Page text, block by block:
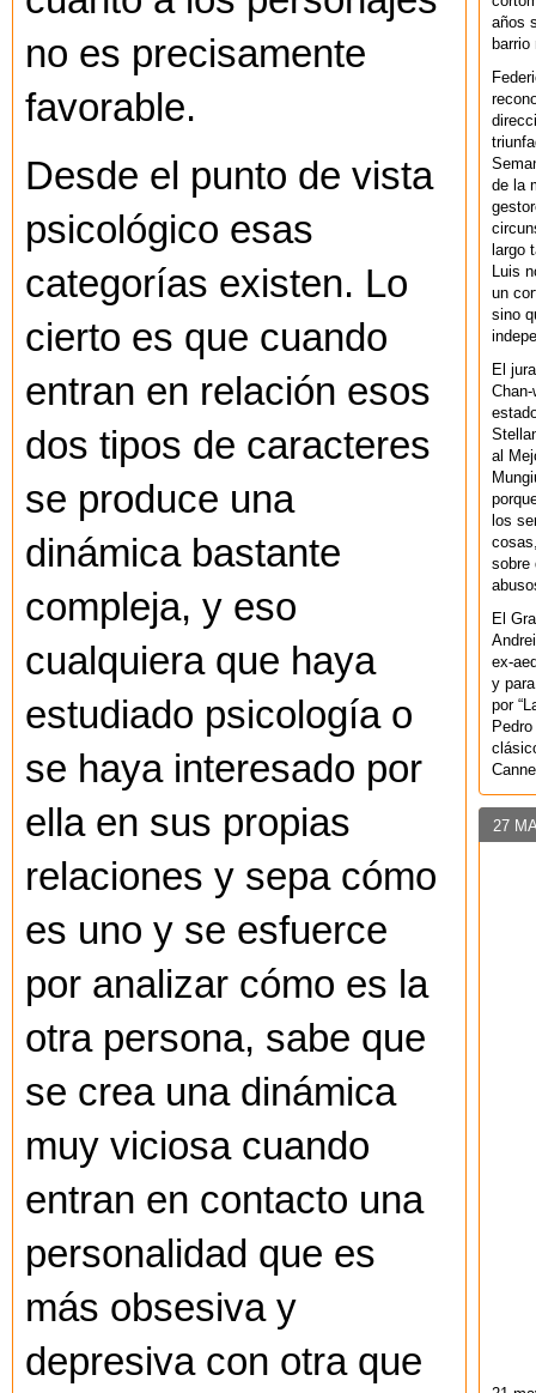
no es precisamente
favorable.
Desde el punto de vista
psicológico esas
categorías existen. Lo
cierto es que cuando
entran en relación esos
dos tipos de caracteres
se produce una
dinámica bastante
compleja, y eso
cualquiera que haya
estudiado psicología o
se haya interesado por
ella en sus propias
relaciones y sepa cómo
es uno y se esfuerce
por analizar cómo es la
otra persona, sabe que
se crea una dinámica
muy viciosa cuando
entran en contacto una
personalidad que es
más obsesiva y
depresiva con otra que
años
de la
largo
Luis
un
sino
El
al
los
sobre
El
ex-
y
por
27